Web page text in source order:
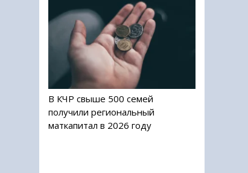
В КЧР свыше 500 семей
получили региональный
маткапитал в 2026 году